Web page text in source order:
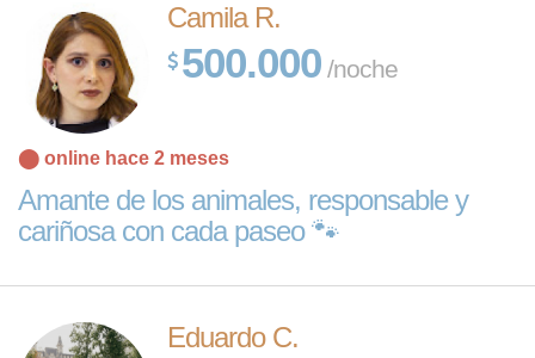
Camila R.
500.000 /noche
⬤ online hace 2 meses
Amante de los animales, responsable y
cariñosa con cada paseo 🐾
Eduardo C.